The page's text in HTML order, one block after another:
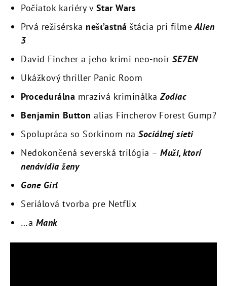
Počiatok kariéry v Star Wars
Prvá režisérska nešťastná štácia pri filmeAlien
3
David Fincher a jeho krimi neo-noir SE7EN
Ukážkový thriller Panic Room
Procedurálna mrazivá kriminálka Zodiac
Benjamin Button alias Fincherov Forest Gump?
Spolupráca so Sorkinom na Sociálnej sieti
Nedokončená severská trilógia – Muži, ktorí
nenávidia ženy
Gone Girl
Seriálová tvorba pre Netflix
…a Mank